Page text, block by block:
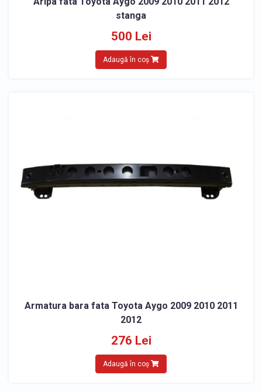
stanga
500 Lei
Adaugă în coș
Armatura bara fata Toyota Aygo 2009 2010 2011
2012
276 Lei
Adaugă în coș